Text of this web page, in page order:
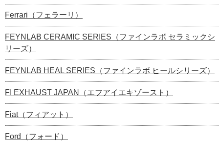
Ferrari（フェラーリ）
FEYNLAB CERAMIC SERIES（ファインラボ セラミックシ
リーズ）
FEYNLAB HEAL SERIES（ファインラボ ヒールシリーズ）
FI EXHAUST JAPAN（エフアイエキゾースト）
Fiat（フィアット）
Ford（フォード）